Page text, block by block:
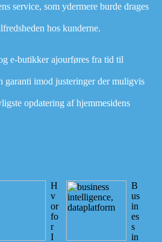
service, som ydermere burde drages
hos kunderne.
e-butikker ajourføres fra tid til
garanti imod justeringer der muligvis
opdatering af hjemmesidens
H
v
or
fo
r
I
B
us
in
es
s
in